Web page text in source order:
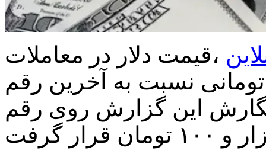
،قیمت دلار در معاملات
بازار با افزایش ۳۵۰ تومانی نسبت به آخرین رقم
این گزارش روی رقم